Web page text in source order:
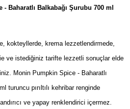
Baharatlı Balkabağı Şurubu 700 ml
kokteyllerde, krema lezzetlendirmede,
ve istediğiniz tarifte lezzetli sonuçlar elde
Monin Pumpkin Spice - Baharatlı
turuncu pırıltılı kehribar renginde
ve yapay renklendirici içermez.